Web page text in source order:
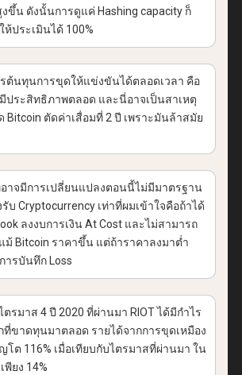
งขึ้น ดังนั้นการดูแค่ Hashing capacity ก็
ห้ประเมินได้ 100%
ต้นทุนการขุดให้แข่งขันได้ตลอดเวลา คือ
ประสิทธิภาพตลอด และนี่อาจเป็นสาเหตุ
Bitcoin ตัดค่าเสื่อมที่ 2 ปี เพราะมันล้าสมัย
าจมีการเปลี่ยนแปลงตอนนี้ไม่มีมาตรฐาน
บ Cryptocurrency เท่าที่ผมเข้าใจคือถ้าได้
ลงงบการเงิน At Cost และไม่สามารถ
Bitcoin ราคาขึ้น แต่ถ้าราคาลงมาต่ำ
ารบันทึก Loss
ตรมาส 4 ปี 2020 ที่ผ่านมา RIOT ได้มีกำไร
ที่ขาดทุนมาตลอด รายได้จากการขุดเหมือง
โต 116% เมื่อเทียบกับไตรมาสที่ผ่านมา ใน
ยง 14%